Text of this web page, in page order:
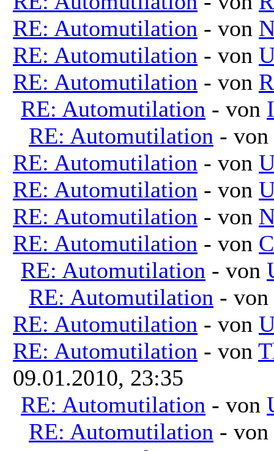
RE: Automutilation - von
RE: Automutilation - von
RE: Automutilation - von
RE: Automutilation - von
RE: Automutilation - von
RE: Automutilation - von
RE: Automutilation - von
RE: Automutilation - von
RE: Automutilation - von
RE: Automutilation - von
RE: Automutilation - von
RE: Automutilation - von
RE: Automutilation - von
09.01.2010, 23:35
RE: Automutilation - von
RE: Automutilation - von